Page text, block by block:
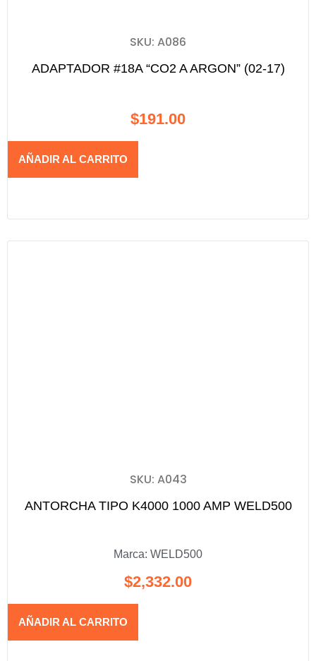
SKU: A086
ADAPTADOR #18A “CO2 A ARGON” (02-17)
$191.00
AÑADIR AL CARRITO
SKU: A043
ANTORCHA TIPO K4000 1000 AMP WELD500
Marca: WELD500
$2,332.00
AÑADIR AL CARRITO